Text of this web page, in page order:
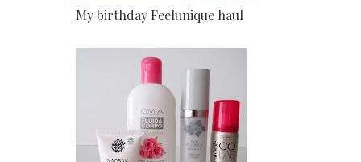
My birthday Feelunique haul